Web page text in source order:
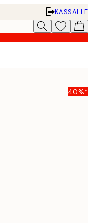
KASSALLE
40%*